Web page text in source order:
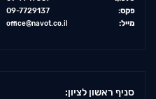
09-7729137
פקס:
office@navot.co.il מייל:
סניף ראשון לציון: